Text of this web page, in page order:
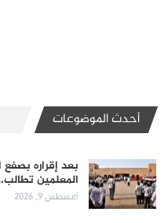
أحدث الموضوعات
بعد إقراره
المعلمين
أغسطس 9, 2026